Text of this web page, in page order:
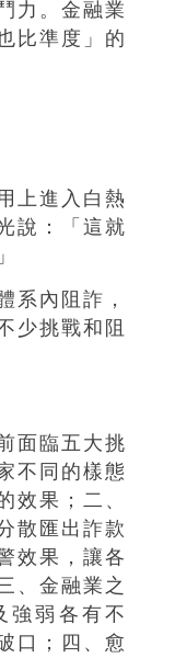
力。金融業
比準度」的
上進入白熱
說：「這就
系內阻詐，
少挑戰和阻
面臨五大挑
不同的樣態
效果；二、
散匯出詐款
效果，讓各
、金融業之
強弱各有不
口；四、愈